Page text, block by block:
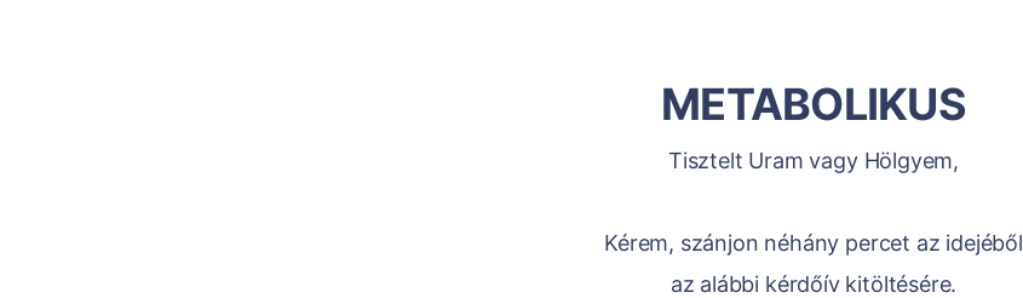
METABOLIKUS
Tisztelt Uram vagy Hölgyem,
Kérem, szánjon néhány percet az idejéből
az alábbi kérdőív kitöltésére.